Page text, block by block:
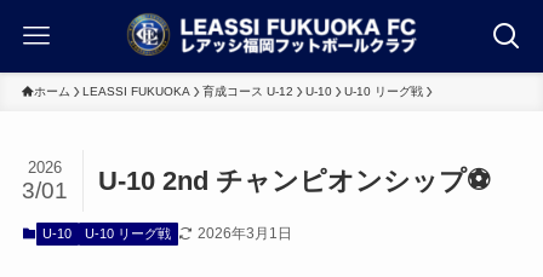
ホーム LEASSI FUKUOKA 育成コース U-12 U-10 U-10 リーグ戦
U-10 2nd チャンピオンシップ⚽
2026
3/01
U-10 U-10 リーグ戦 2026年3月1日